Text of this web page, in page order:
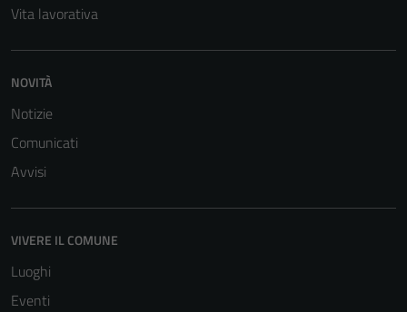
Vita lavorativa
NOVITÀ
Notizie
Comunicati
Avvisi
VIVERE IL COMUNE
Luoghi
Eventi